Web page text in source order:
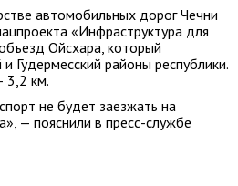
автомобильных дорог Чечни
«Инфраструктура для
Ойсхара, который
Гудермесский районы республики.
3,2 км.
не будет заезжать на
— пояснили в пресс-службе